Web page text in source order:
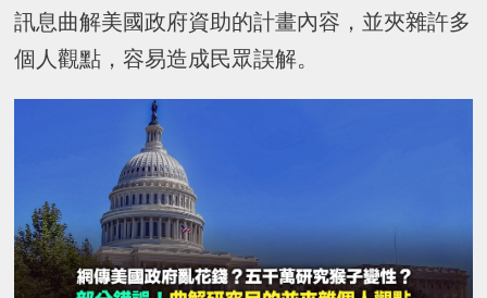
訊息曲解美國政府資助的計畫內容，並夾雜許多
個人觀點，容易造成民眾誤解。